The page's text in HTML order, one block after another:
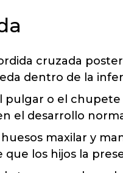
cruzada
dentro de la
o el chupete
el desarrollo
maxilar y
los hijos la